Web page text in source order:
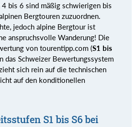
bis 6 sind mäßig schwierigen bis
Bergtouren zuzuordnen.
jedoch alpine Bergtour ist
anspruchsvolle Wanderung! Die
von tourentipp.com (S1 bis
das Schweizer Bewertungssystem
sich rein auf die technischen
auf den konditionellen
S1 bis S6 bei